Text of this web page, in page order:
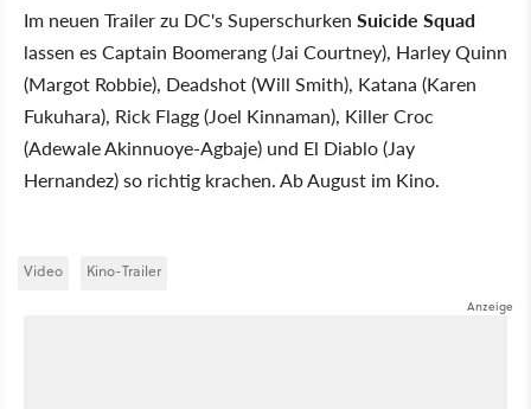
Im neuen Trailer zu DC's Superschurken Suicide Squad
lassen es Captain Boomerang (Jai Courtney), Harley Quinn
(Margot Robbie), Deadshot (Will Smith), Katana (Karen
Fukuhara), Rick Flagg (Joel Kinnaman), Killer Croc
(Adewale Akinnuoye-Agbaje) und El Diablo (Jay
Hernandez) so richtig krachen. Ab August im Kino.
Video Kino-Trailer